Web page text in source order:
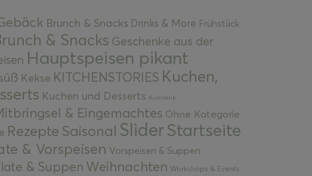
Brunch & Snacks Drinks & More Frühstück
& Snacks Geschenke aus der
Hauptspeisen pikant
Kekse KITCHENSTORIES Kuchen,
Kuchen und Desserts Kulinarik
& Eingemachtes Ohne Kategorie
Rezepte Saisonal SliderStartseite
& Vorspeisen Vorspeisen & Suppen
& Suppen Weihnachten Workshops & Events